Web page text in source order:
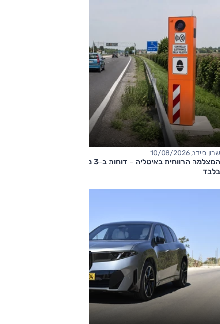
שרון ביידר, 10/08/2026
בלבד